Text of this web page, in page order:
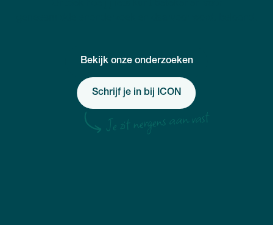
Bekijk onze onderzoeken
Schrijf je in bij ICON
Je zit nergens aan vast